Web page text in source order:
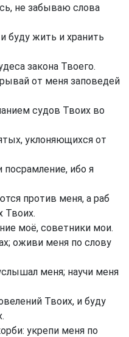
не забываю слова
буду жить и хранить
закона Твоего.
от меня заповедей
судов Твоих во
уклоняющихся от
ибо я
против меня, а раб
Твоих.
моё, советники мои.
оживи меня по слову
меня; научи меня
Твоих, и буду
укрепи меня по